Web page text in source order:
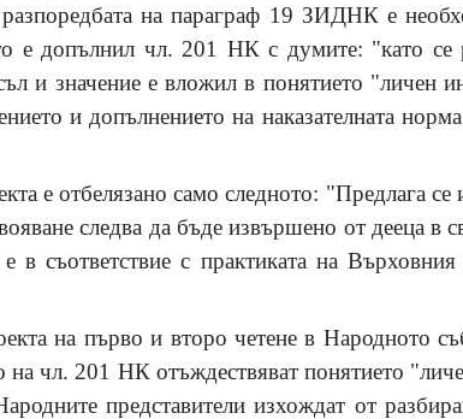
разпоредбата на параграф 19 ЗИДНК е
е допълнил чл. 201 НК с думите: "като
и значение е вложил в понятието "личен
и допълнението на наказателната
е отбелязано само следното: "Предлага се
следва да бъде извършено от дееца в
в съответствие с практиката на
на първо и второ четене в Народното
на чл. 201 НК отъждествяват понятието
представители изхождат от